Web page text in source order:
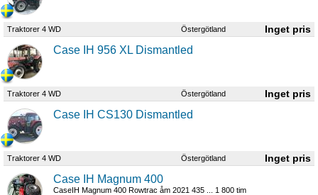
Traktorer 4 WD Östergötland
Case IH 956 XL Dismantled
Traktorer 4 WD Östergötland
Case IH CS130 Dismantled
Traktorer 4 WD Östergötland
Case IH Magnum 400
CaseIH Magnum 400 Rowtrac åm 2021 435 ... 1 800 tim